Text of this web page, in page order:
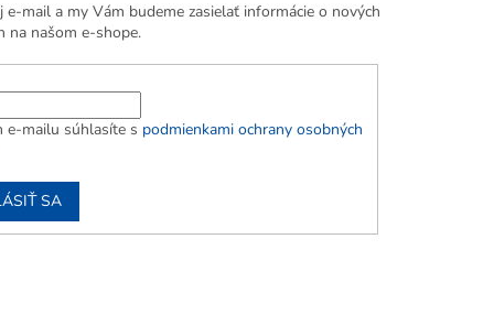
e-mail a my Vám budeme zasielať informácie o nových
na našom e-shope.
e-mailu súhlasíte s podmienkami ochrany osobných
SA